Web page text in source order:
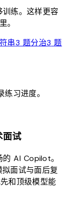
练。这样更容
。
串3 题分治3 题
习进度。
面试
AI Copilot。
面试与面后复
和顶级模型能